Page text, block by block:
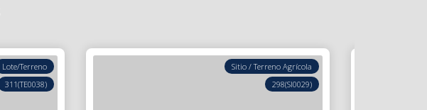
311(TE0038)
Lote/Terreno
298(SI0029)
Sitio / Terreno Agrícola